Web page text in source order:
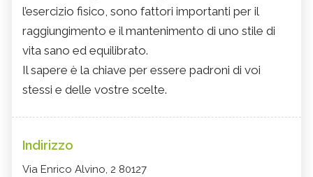
l’esercizio fisico, sono fattori importanti per il
raggiungimento e il mantenimento di uno stile di
vita sano ed equilibrato.
Il sapere è la chiave per essere padroni di voi
stessi e delle vostre scelte.
Indirizzo
Via Enrico Alvino, 2 80127